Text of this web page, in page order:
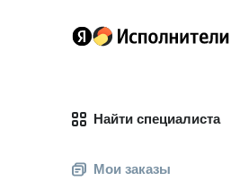
Найти специалиста
Мои заказы